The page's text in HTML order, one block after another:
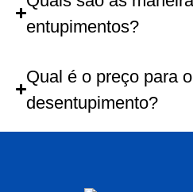
entupimentos?
Qual é o preço para
desentupimento?